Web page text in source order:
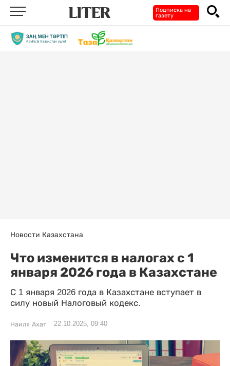
Подписка на
газету
Новости Казахстана
Что изменится в налогах с 1
января 2026 года в Казахстане
С 1 января 2026 года в Казахстане вступает в
силу новый Налоговый кодекс.
Наиля Ахат 22.10.2025, 09:40